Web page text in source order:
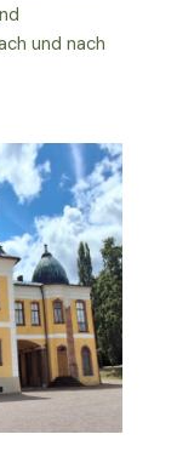
und nach